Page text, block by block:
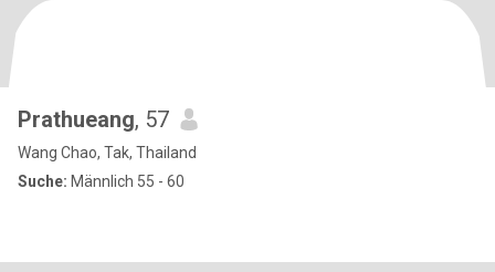
Prathueang, 57
Wang Chao, Tak, Thailand
Suche: Männlich 55 - 60